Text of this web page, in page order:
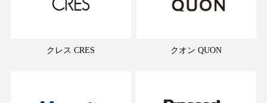
クレス CRES クオン QUON